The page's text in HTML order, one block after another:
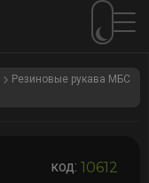
Резиновые рукава МБС
код: 10612